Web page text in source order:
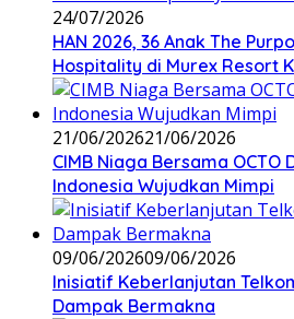
24/07/2026
HAN 2026, 36 Anak The
Hospitality di Murex Resort
21/06/202621/06/2026
CIMB Niaga Bersama
Indonesia Wujudkan Mimpi
09/06/202609/06/2026
Inisiatif Keberlanjutan
Dampak Bermakna